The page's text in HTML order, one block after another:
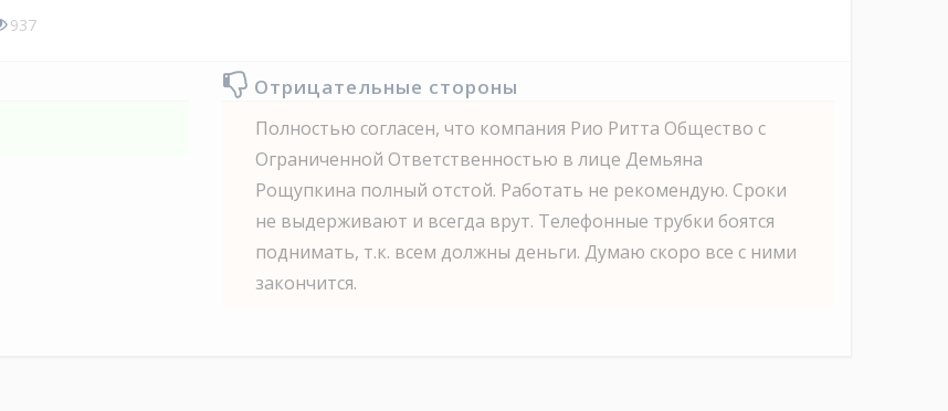
937
Отрицательные стороны
Полностью согласен, что компания Рио Ритта Общество с
Ограниченной Ответственностью в лице Демьяна
Рощупкина полный отстой. Работать не рекомендую. Сроки
не выдерживают и всегда врут. Телефонные трубки боятся
поднимать, т.к. всем должны деньги. Думаю скоро все с ними
закончится.